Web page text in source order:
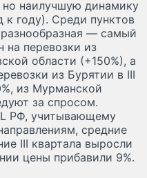
но наилучшую динамику
к году). Среди пунктов
— самый
на перевозки из
области (+150%), а
из Бурятии в III
из Мурманской
за спросом.
РФ, учитывающему
средние
III квартала выросли
цены прибавили 9%.